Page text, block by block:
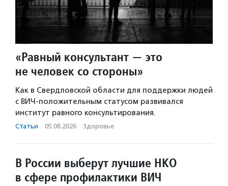
«Равный консультант — это
не человек со стороны»
Как в Свердловской области для поддержки людей
с ВИЧ-положительным статусом развивался
институт равного консультирования.
Статьи · 05.08.2026 · Здоровье
В России выберут лучшие НКО
в сфере профилактики ВИЧ